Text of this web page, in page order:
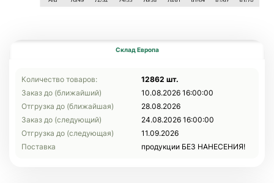
Склад Европа
Количество товаров:
12862 шт.
Заказ до (ближайший)
10.08.2026 16:00:00
Отгрузка до (ближайшая)
28.08.2026
Заказ до (следующий)
24.08.2026 16:00:00
Отгрузка до (следующая)
11.09.2026
Поставка
продукции БЕЗ НАНЕСЕНИЯ!